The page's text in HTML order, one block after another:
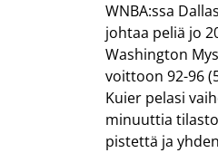
WNBA:ssa
johtaa peliä jo
Washington
voittoon 92-96
Kuier pelasi
minuuttia
pistettä ja